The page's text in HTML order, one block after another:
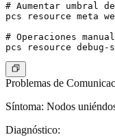
# Aumentar umbral
pcs resource meta
# Operaciones
Problemas de
Síntoma: Nodos
Diagnóstico: